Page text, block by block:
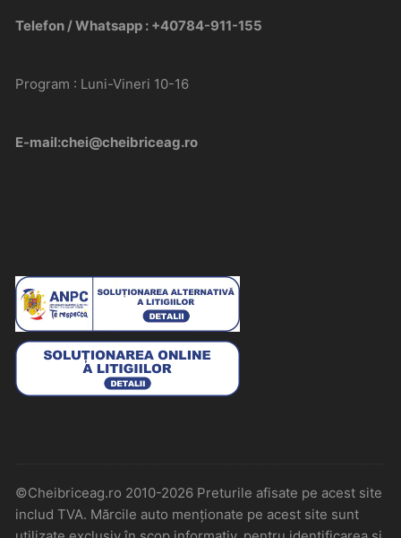
Telefon / Whatsapp : +40784-911-155
Program : Luni-Vineri 10-16
E-mail:chei@cheibriceag.ro
©Cheibriceag.ro 2010-2026 Preturile afisate pe acest site
includ TVA. Mărcile auto menționate pe acest site sunt